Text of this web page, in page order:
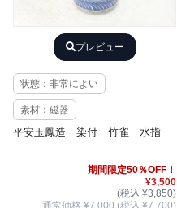
プレビュー
状態：非常によい
素材：磁器
平安玉鳳造 染付 竹雀 水指
期間限定50％OFF！
¥3,500
(税込 ¥3,850)